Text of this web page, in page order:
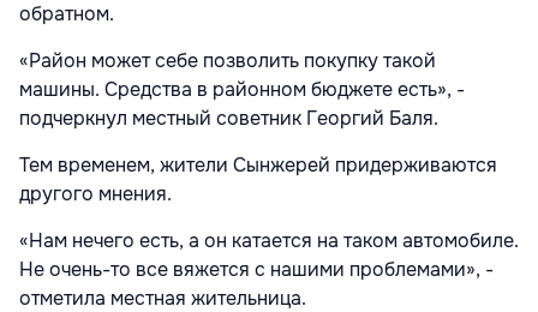
обратном.
«Район может себе позволить покупку такой
машины. Средства в районном бюджете есть», -
подчеркнул местный советник Георгий Баля.
Тем временем, жители Сынжерей придерживаются
другого мнения.
«Нам нечего есть, а он катается на таком автомобиле.
Не очень-то все вяжется с нашими проблемами», -
отметила местная жительница.